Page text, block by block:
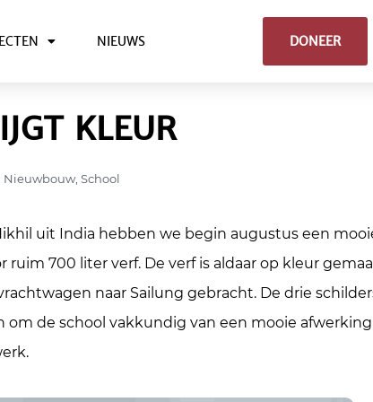
NIEUWS DONEER
KLEUR
Nieuwbouw, School
uit India hebben we begin augustus een
700 liter verf. De verf is aldaar op kleur
naar Sailung gebracht. De drie
de school vakkundig van een mooie